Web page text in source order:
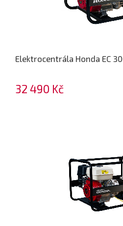
Elektrocentrála Honda EC
32 490 Kč